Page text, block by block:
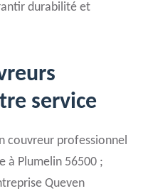
durabilité et
service
couvreur professionnel
à Plumelin 56500 ;
Queven